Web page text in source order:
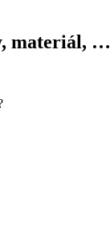
materiál, …